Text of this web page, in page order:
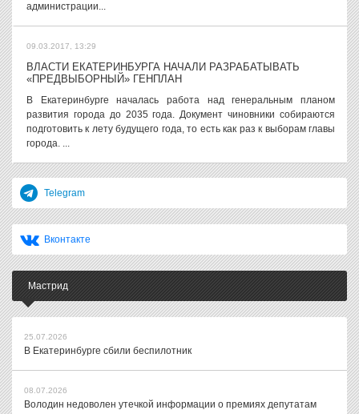
администрации...
09.03.2017, 13:29
ВЛАСТИ ЕКАТЕРИНБУРГА НАЧАЛИ РАЗРАБАТЫВАТЬ
«ПРЕДВЫБОРНЫЙ» ГЕНПЛАН
В Екатеринбурге началась работа над генеральным планом
развития города до 2035 года. Документ чиновники собираются
подготовить к лету будущего года, то есть как раз к выборам главы
города. ...
Telegram
Вконтакте
Мастрид
25.07.2026
В Екатеринбурге сбили беспилотник
08.07.2026
Володин недоволен утечкой информации о премиях депутатам